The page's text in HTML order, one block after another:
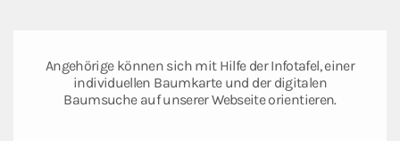
Angehörige können sich mit Hilfe der Infotafel, einer
individuellen Baumkarte und der digitalen
Baumsuche auf unserer Webseite orientieren.